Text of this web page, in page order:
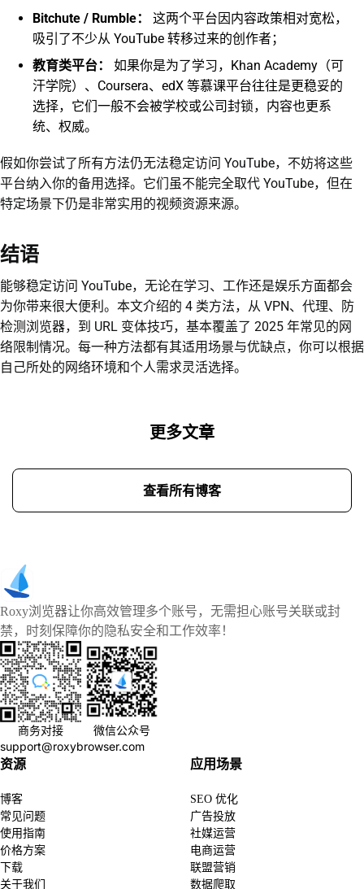
Bitchute / Rumble：
这两个平台因内容政策相对宽松，
吸引了不少从 YouTube 转移过来的创作者；
教育类平台：
如果你是为了学习，Khan Academy（可
汗学院）、Coursera、edX 等慕课平台往往是更稳妥的
选择，它们一般不会被学校或公司封锁，内容也更系
统、权威。
假如你尝试了所有方法仍无法稳定访问 YouTube，不妨将这些
平台纳入你的备用选择。它们虽不能完全取代 YouTube，但在
特定场景下仍是非常实用的视频资源来源。
结语
能够稳定访问 YouTube，无论在学习、工作还是娱乐方面都会
为你带来很大便利。本文介绍的 4 类方法，从 VPN、代理、防
检测浏览器，到 URL 变体技巧，基本覆盖了 2025 年常见的网
络限制情况。每一种方法都有其适用场景与优缺点，你可以根据
自己所处的网络环境和个人需求灵活选择。
更多文章
查看所有博客
Roxy浏览器让你高效管理多个账号，无需担心账号关联或封
禁，时刻保障你的隐私安全和工作效率！
商务对接
微信公众号
support@roxybrowser.com
资源
博客
常见问题
使用指南
价格方案
下载
关于我们
应用场景
SEO 优化
广告投放
社媒运营
电商运营
联盟营销
数据爬取